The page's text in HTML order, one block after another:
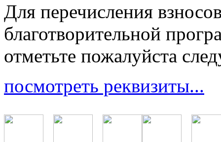
Для перечисления
благотворительной
отметьте пожалуйста
посмотреть реквизиты...